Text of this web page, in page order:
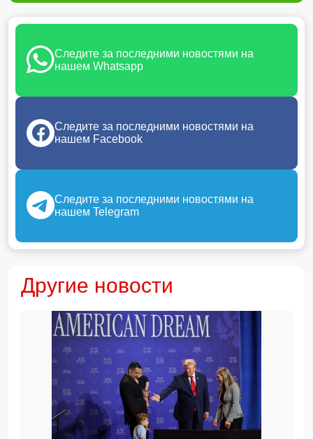
Следите за последними новостями на
нашем Whatsapp
Следите за последними новостями на
нашем Facebook
Следите за последними новостями на
нашем Telegram
Другие новости